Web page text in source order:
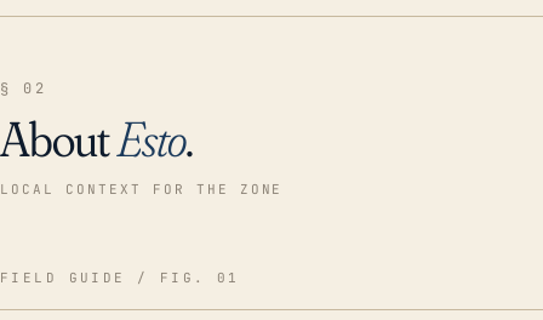
§ 02
AboutEsto.
LOCAL CONTEXT FOR THE ZONE
FIELD GUIDE / FIG. 01